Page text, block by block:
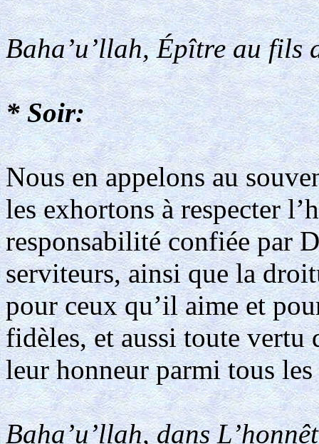
Baha’u’llah, Épître au fils
* Soir:
Nous en appelons au
les exhortons à respecter
responsabilité confiée par
serviteurs, ainsi que la
pour ceux qu’il aime et
fidèles, et aussi toute
leur honneur parmi tous les
Baha’u’llah, dans